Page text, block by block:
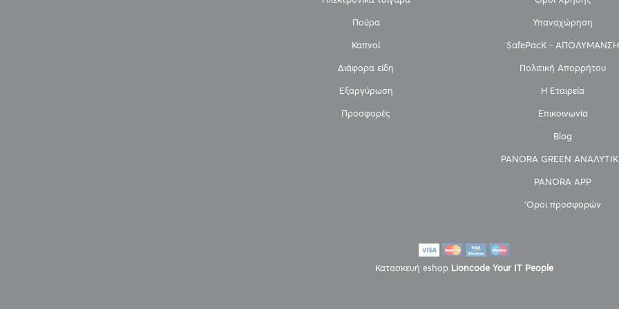
Πούρα
Καπνοί
Διάφορα είδη
Εξαργύρωση
Προσφορές
Υπαναχώρηση
SafePacK - ΑΠΟΛΥΜΑΝΣΗ
Πολιτική Απορρήτου
Η Εταιρεία
Επικοινωνία
Blog
PANORA GREEN
PANORA APP
'Οροι προσφορών
Κατασκευή eshop Lioncode Your IT People